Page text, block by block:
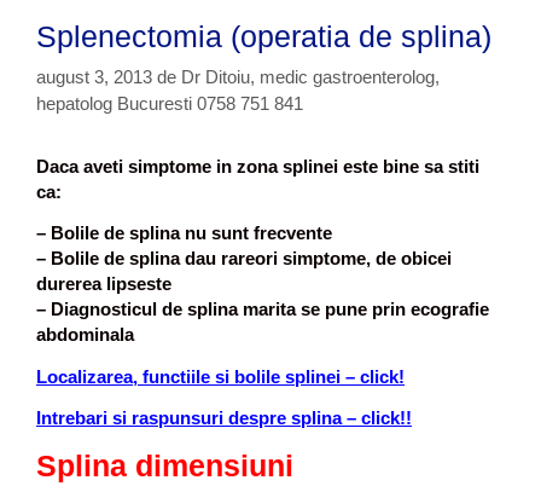
a
n
i
l
i
n
a
a
i
a
ie
Splenectomia (operatia de splina)
august 3, 2013 de Dr Ditoiu, medic gastroenterolog,
hepatolog Bucuresti 0758 751 841
Daca aveti simptome in zona splinei este bine sa stiti
ca:
– Bolile de splina nu sunt frecvente
– Bolile de splina dau rareori simptome, de obicei
durerea lipseste
– Diagnosticul de splina marita se pune prin ecografie
abdominala
Localizarea, functiile si bolile splinei – click!
Intrebari si raspunsuri despre splina – click!!
Splina dimensiuni